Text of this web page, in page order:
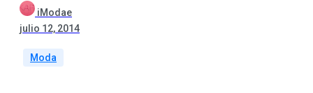
iModae
julio 12, 2014
Moda